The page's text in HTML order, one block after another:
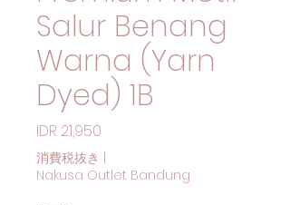
Salur Benang
Warna (Yarn
Dyed) 1B
IDR 21,950
消費税抜き
Nakusa Outlet Bandung